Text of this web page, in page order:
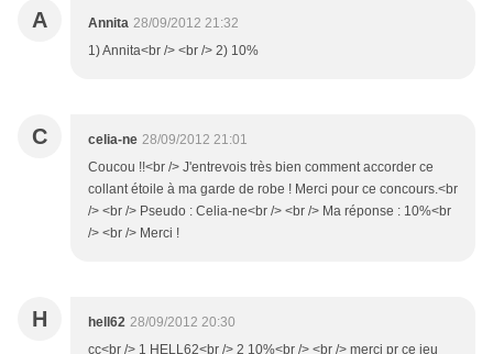
A Annita 28/09/2012 21:32
1) Annita<br /> <br /> 2) 10%
C celia-ne 28/09/2012 21:01
Coucou !!<br /> J'entrevois très bien comment accorder ce
collant étoile à ma garde de robe ! Merci pour ce concours.<br
/> <br /> Pseudo : Celia-ne<br /> <br /> Ma réponse : 10%<br
/> <br /> Merci !
H hell62 28/09/2012 20:30
cc<br /> 1 HELL62<br /> 2 10%<br /> <br /> merci pr ce jeu